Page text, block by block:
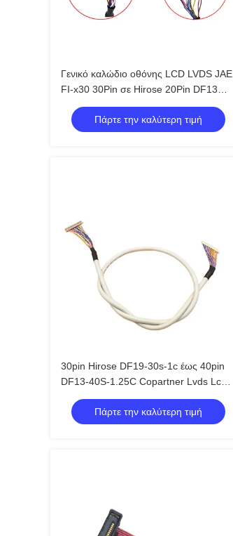
Γενικό καλώδιο οθόνης LCD LVDS JAE
FI-x30 30Pin σε Hirose 20Pin DF13
Twisted 20276 θωρακισμένο καλώδιο
για πλακέτα οδηγού
Πάρτε την καλύτερη τιμή
30pin Hirose DF19-30s-1c έως 40pin
DF13-40S-1.25C Copartner Lvds Lcd
καλώδιο
Πάρτε την καλύτερη τιμή